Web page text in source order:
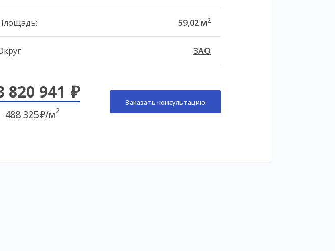
59,02 м2
ЗАО
820 941
488 325 /м2
Заказать консультацию